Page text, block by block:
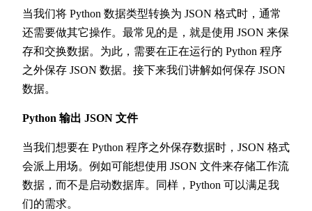
当我们将 Python 数据类型转换为 JSON 格式时，通常
还需要做其它操作。最常见的是，就是使用 JSON 来保
存和交换数据。为此，需要在正在运行的 Python 程序
之外保存 JSON 数据。接下来我们讲解如何保存 JSON
数据。
Python 输出 JSON 文件
当我们想要在 Python 程序之外保存数据时，JSON 格式
会派上用场。例如可能想使用 JSON 文件来存储工作流
数据，而不是启动数据库。同样，Python 可以满足我
们的需求。